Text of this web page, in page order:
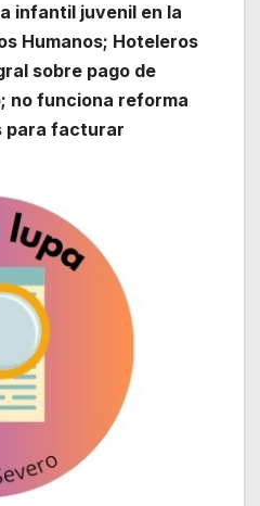
infantil juvenil en la
Humanos; Hoteleros
sobre pago de
no funciona reforma
para facturar